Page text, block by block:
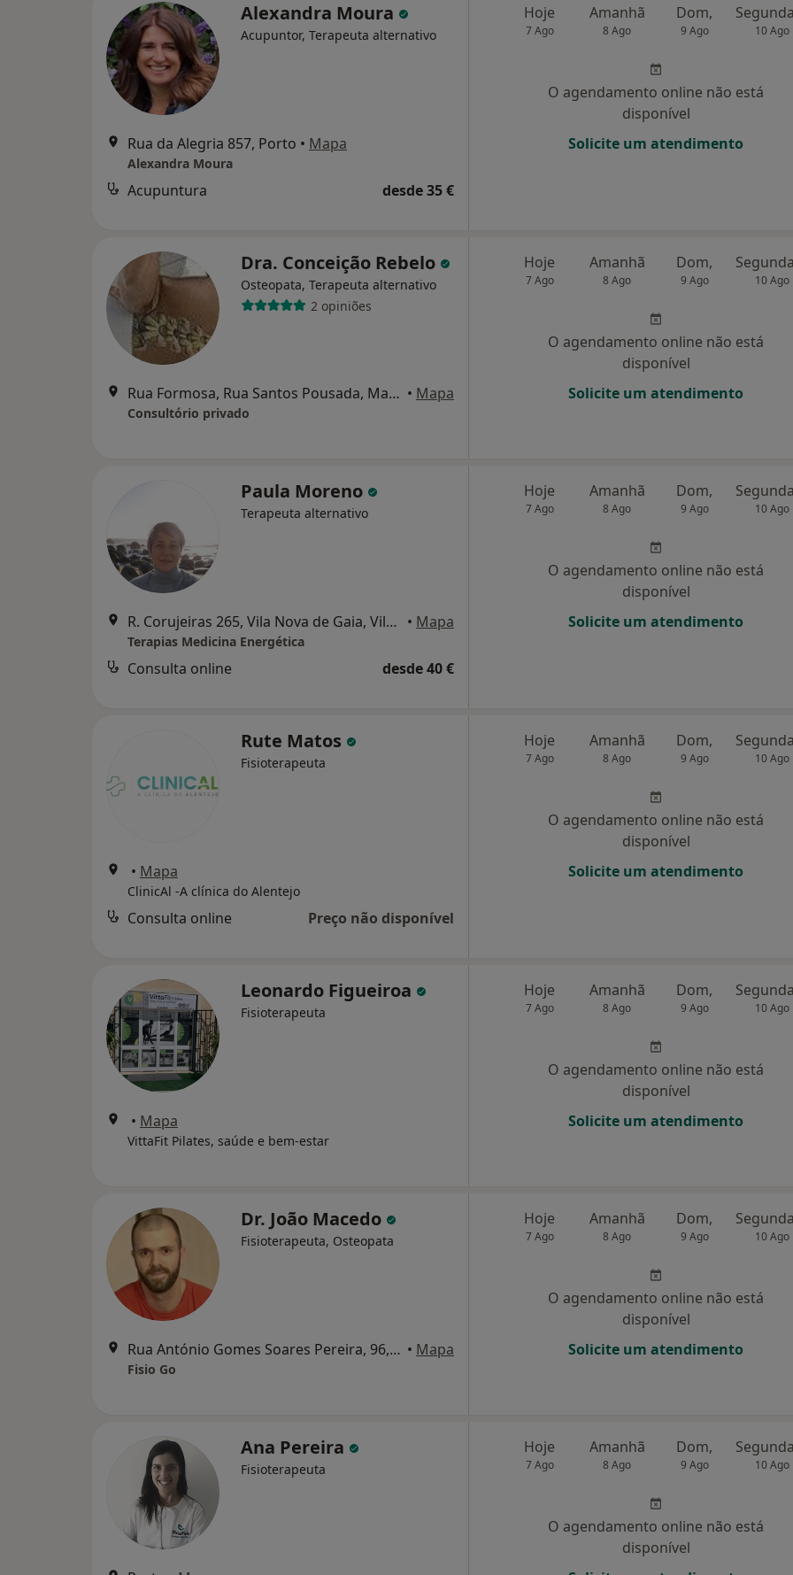
Alexandra Moura
Acupuntor, Terapeuta alternativo
Rua da Alegria 857, Porto • Mapa
Alexandra Moura
Acupuntura desde 35 €
Hoje
7 Ago
Amanhã
8 Ago
Dom,
9 Ago 10 Ago
O agendamento online não está
disponível
Solicite um atendimento
Dra. Conceição Rebelo
Osteopata, Terapeuta alternativo
2 opiniões
Rua Formosa, Rua Santos Pousada, Marques, Antas, Ermesinde, Matosinhos, Maia, Gondomar, Porto • Mapa
Consultório privado
Hoje
7 Ago
Amanhã
8 Ago
Dom,
9 Ago 10 Ago
O agendamento online não está
disponível
Solicite um atendimento
Paula Moreno
Terapeuta alternativo
R. Corujeiras 265, Vila Nova de Gaia, Vila Nova de Gaia • Mapa
Terapias Medicina Energética
Consulta online desde 40 €
Hoje
7 Ago
Amanhã
8 Ago
Dom,
9 Ago 10 Ago
O agendamento online não está
disponível
Solicite um atendimento
Rute Matos
Fisioterapeuta
• Mapa
ClinicAl -A clínica do Alentejo
Consulta online Preço não disponível
Hoje
7 Ago
Amanhã
8 Ago
Dom,
9 Ago 10 Ago
O agendamento online não está
disponível
Solicite um atendimento
Leonardo Figueiroa
Fisioterapeuta
• Mapa
VittaFit Pilates, saúde e bem-estar
Hoje
7 Ago
Amanhã
8 Ago
Dom,
9 Ago 10 Ago
O agendamento online não está
disponível
Solicite um atendimento
Dr. João Macedo
Fisioterapeuta, Osteopata
Rua António Gomes Soares Pereira, 96, Maia • Mapa
Fisio Go
Hoje
7 Ago
Amanhã
8 Ago
Dom,
9 Ago 10 Ago
O agendamento online não está
disponível
Solicite um atendimento
Ana Pereira
Fisioterapeuta
Hoje
7 Ago
Amanhã
8 Ago
Dom,
9 Ago 10 Ago
O agendamento online não está
disponível